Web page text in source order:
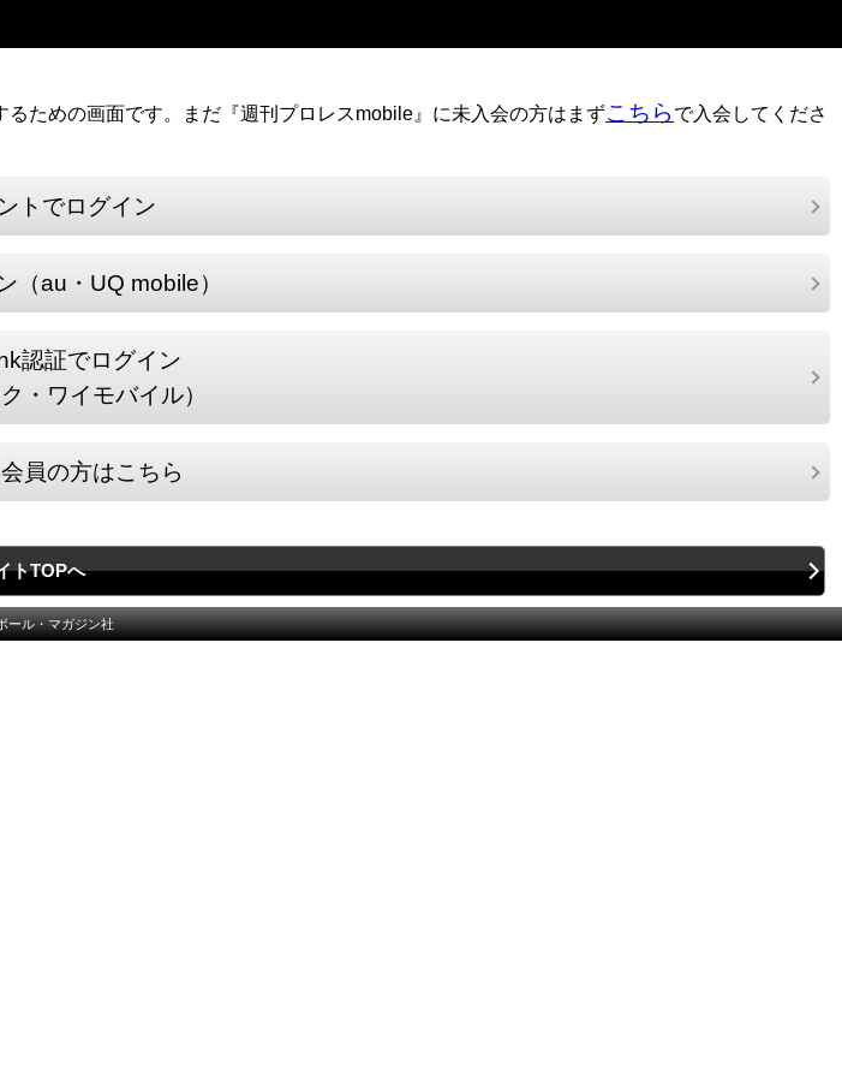
ための画面です。まだ『週刊プロレスmobile』に未入会の方はまずこちら で入会してくださ
トでログイン
（au・UQ mobile）
認証でログイン
・ワイモバイル）
員の方はこちら
トTOPへ
ール・マガジン社